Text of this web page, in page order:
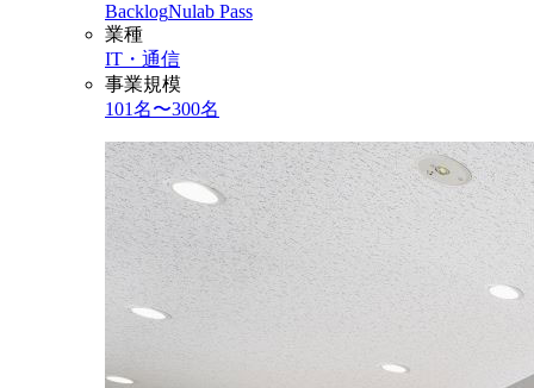
BacklogNulab Pass
業種
IT・通信
事業規模
101名〜300名